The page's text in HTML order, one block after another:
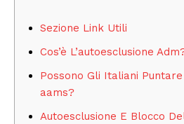
Sezione Link Utili
Cos’è L’autoesclusione
Possono Gli Italiani
aams?
Autoesclusione E Blocco